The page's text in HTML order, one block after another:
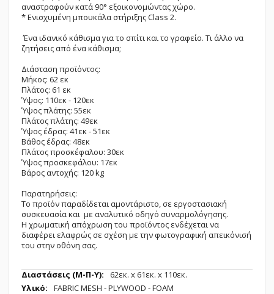
αναστραφούν κατά 90° εξοικονομώντας χώρο.
* Ενισχυμένη μπουκάλα στήριξης Class 2.
Ένα ιδανικό κάθισμα για το σπίτι και το γραφείο. Τι άλλο να
ζητήσεις από ένα κάθισμα;
Διάσταση προϊόντος:
Μήκος: 62 εκ
Πλάτος: 61 εκ
Ύψος: 110εκ - 120εκ
Ύψος πλάτης: 55εκ
Πλάτος πλάτης: 49εκ
Ύψος έδρας: 41εκ - 51εκ
Βάθος έδρας: 48εκ
Πλάτος προσκέφαλου: 30εκ
Ύψος προσκεφάλου: 17εκ
Βάρος αντοχής: 120 kg
Παρατηρήσεις:
Το προϊόν παραδίδεται αμοντάριστο, σε εργοστασιακή
συσκευασία και με αναλυτικό οδηγό συναρμολόγησης.
Η χρωματική απόχρωση του προϊόντος ενδέχεται να
διαφέρει ελαφρώς σε σχέση με την φωτογραφική απεικόνισή
του στην οθόνη σας.
Περισσότερες
Πληροφορίες
62εк. x 61εк. x 110εк.
FABRIC MESH - PLYWOOD - FOAM